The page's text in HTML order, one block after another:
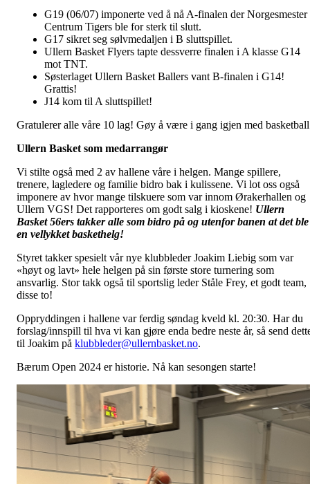
G19 (06/07) imponerte ved å nå A-finalen der Norgesmester
Centrum Tigers ble for sterk til slutt.
G17 sikret seg sølvmedaljen i B sluttspillet.
Ullern Basket Flyers tapte dessverre finalen i A klasse G14
mot TNT.
Søsterlaget Ullern Basket Ballers vant B-finalen i G14!
Grattis!
J14 kom til A sluttspillet!
Gratulerer alle våre 10 lag! Gøy å være i gang igjen med
Ullern Basket som medarrangør
Vi stilte også med 2 av hallene våre i helgen. Mange spillere,
trenere, lagledere og familie bidro bak i kulissene. Vi lot oss også
imponere av hvor mange tilskuere som var innom Ørakerhallen og
Ullern VGS! Det rapporteres om godt salg i kioskene! Ullern
Basket 56ers takker alle som bidro på og utenfor banen at det ble
en vellykket baskethelg!
Styret takker spesielt vår nye klubbleder Joakim Liebig som var
«høyt og lavt» hele helgen på sin første store turnering som
ansvarlig. Stor takk også til sportslig leder Ståle Frey, et godt team,
disse to!
Oppryddingen i hallene var ferdig søndag kveld kl. 20:30. Har du
forslag/innspill til hva vi kan gjøre enda bedre neste år, så send
til Joakim på klubbleder@ullernbasket.no.
Bærum Open 2024 er historie. Nå kan sesongen starte!